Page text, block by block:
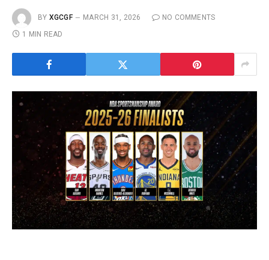
BY XGCGF MARCH 31, 2026
NO COMMENTS
1 MIN READ